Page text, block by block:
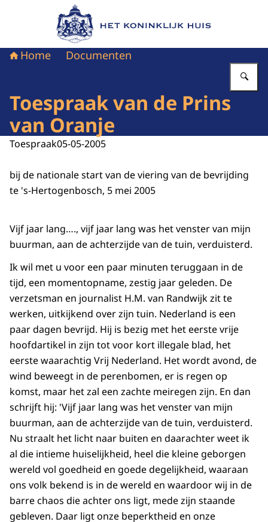
Naar de homepage van Het Koninklijk Huis
Home Documenten
Toespraak van de Prins
van Oranje
Toespraak05-05-2005
bij de nationale start van de viering van de bevrijding
te 's-Hertogenbosch, 5 mei 2005
Vijf jaar lang…., vijf jaar lang was het venster van mijn
buurman, aan de achterzijde van de tuin, verduisterd.
Ik wil met u voor een paar minuten teruggaan in de
tijd, een momentopname, zestig jaar geleden. De
verzetsman en journalist H.M. van Randwijk zit te
werken, uitkijkend over zijn tuin. Nederland is een
paar dagen bevrijd. Hij is bezig met het eerste vrije
hoofdarti­kel in zijn tot voor kort illegale blad, het
eerste waarachtig Vrij Nederland. Het wordt avond, de
wind beweegt in de perenbomen, er is regen op
komst, maar het zal een zachte meiregen zijn. En dan
schrijft hij: 'Vijf jaar lang was het venster van mijn
buurman, aan de achterzijde van de tuin, verduis­terd.
Nu straalt het licht naar buiten en daarachter weet ik
al die intieme huiselijk­heid, heel die kleine geborgen
wereld vol goedheid en goede degelijk­heid, waaraan
ons volk bekend is in de wereld en waardoor wij in de
barre chaos die achter ons ligt, mede zijn staande
gebleven. Daar ligt onze beperktheid en onze